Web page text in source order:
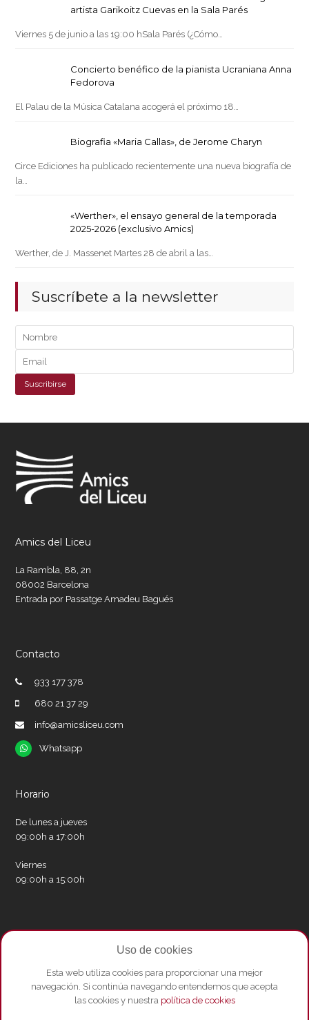
artista Garikoitz Cuevas en la Sala Parés
Viernes 5 de junio a las 19:00 hSala Parés (¿Cómo…
Concierto benéfico de la pianista Ucraniana Anna
Fedorova
El Palau de la Música Catalana acogerá el próximo 18…
Biografia «Maria Callas», de Jerome Charyn
Circe Ediciones ha publicado recientemente una nueva biografía de
la…
«Werther», el ensayo general de la temporada
2025-2026 (exclusivo Amics)
Werther, de J. Massenet Martes 28 de abril a las…
Suscríbete a la newsletter
Amics del Liceu
La Rambla, 88, 2n
08002 Barcelona
Entrada por Passatge Amadeu Bagués
Contacto
933 177 378
680 21 37 29
info@amicsliceu.com
Whatsapp
Whatsapp
Horario
De lunes a jueves
09:00h a 17:00h
Viernes
09:00h a 15:00h
Redes sociales
TwitterFacebook
InstagramWhatsapp
Youtube
Uso de cookies
Esta web utiliza cookies para proporcionar una mejor
navegación. Si continúa navegando entendemos que acepta
las cookies y nuestra política de cookies